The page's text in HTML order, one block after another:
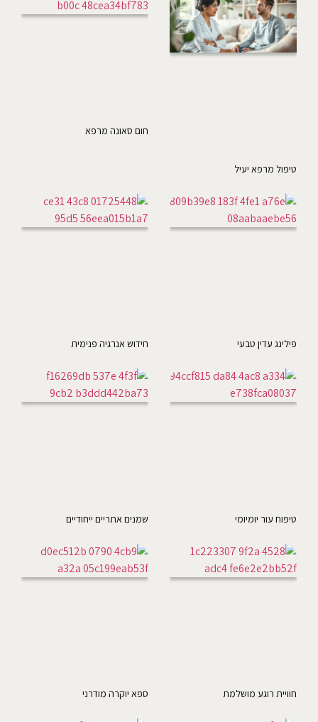
טיפול מרפא יעיל
חום סאונה מרפא
פילינג עדין טבעי חידוש אנרגיה פנימית
טיפוח עור יומיומי שמנים אתריים ייחודיים
חוויית רוגע מושלמת ספא יוקרה מודרני